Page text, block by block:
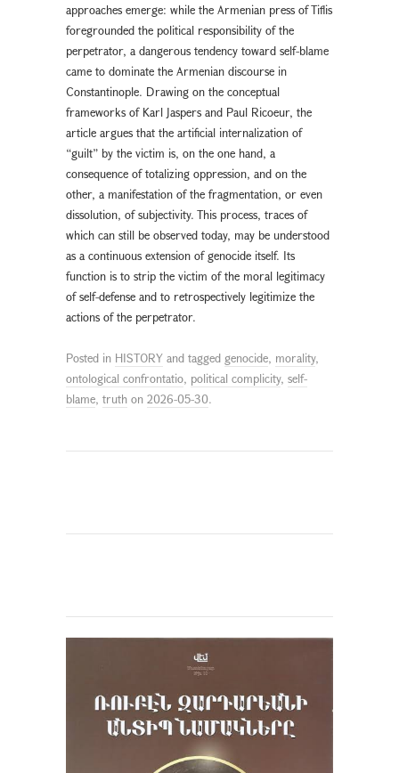
approaches emerge: while the Armenian press of Tiflis
foregrounded the political responsibility of the
perpetrator, a dangerous tendency toward self-blame
came to dominate the Armenian discourse in
Constantinople. Drawing on the conceptual
frameworks of Karl Jaspers and Paul Ricoeur, the
article argues that the artificial internalization of
“guilt” by the victim is, on the one hand, a
consequence of totalizing oppression, and on the
other, a manifestation of the fragmentation, or even
dissolution, of subjectivity. This process, traces of
which can still be observed today, may be understood
as a continuous extension of genocide itself. Its
function is to strip the victim of the moral legitimacy
of self-defense and to retrospectively legitimize the
actions of the perpetrator.
Posted in HISTORY and tagged genocide, morality,
ontological confrontatio, political complicity, self-
blame, truth on 2026-05-30.